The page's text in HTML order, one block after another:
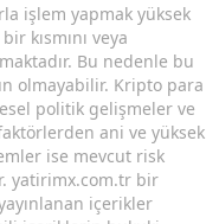
işlem yapmak yüksek
kısmını veya
Bu nedenle bu
olmayabilir. Kripto para
politik gelişmeler ve
ani ve yüksek
ise mevcut risk
yatirimx.com.tr bir
içerikler